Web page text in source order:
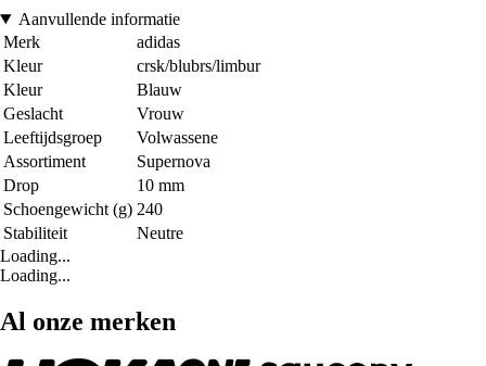
Aanvullende informatie
Merk
adidas
Kleur
crsk/blubrs/limbur
Kleur
Blauw
Geslacht
Vrouw
Leeftijdsgroep
Volwassene
Assortiment
Supernova
Drop
10 mm
Schoengewicht (g) 240
Stabiliteit
Neutre
Loading...
Loading...
Al onze merken